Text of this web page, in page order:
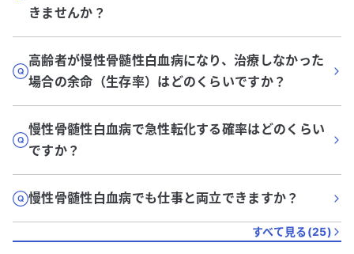
きませんか？
高齢者が慢性骨髄性白血病になり、治療しなかった
場合の余命（生存率）はどのくらいですか？
慢性骨髄性白血病で急性転化する確率はどのくらい
ですか？
慢性骨髄性白血病でも仕事と両立できますか？
すべて見る(25)